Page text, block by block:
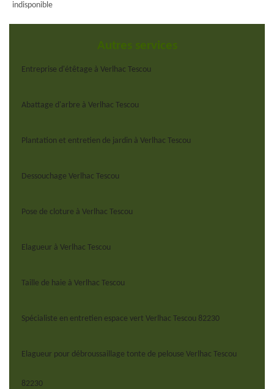
indisponible
Autres services
Entreprise d'étêtage à Verlhac Tescou
Abattage d'arbre à Verlhac Tescou
Plantation et entretien de jardin à Verlhac Tescou
Dessouchage Verlhac Tescou
Pose de cloture à Verlhac Tescou
Elagueur à Verlhac Tescou
Taille de haie à Verlhac Tescou
Spécialiste en entretien espace vert Verlhac Tescou 82230
Elagueur pour débroussaillage tonte de pelouse Verlhac Tescou
82230